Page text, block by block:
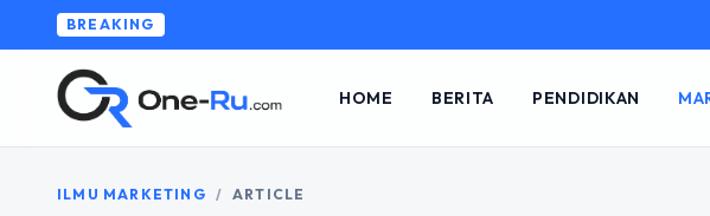
BREAKING
HOME BERITA PENDIDIKAN
ILMU MARKETING / ARTICLE